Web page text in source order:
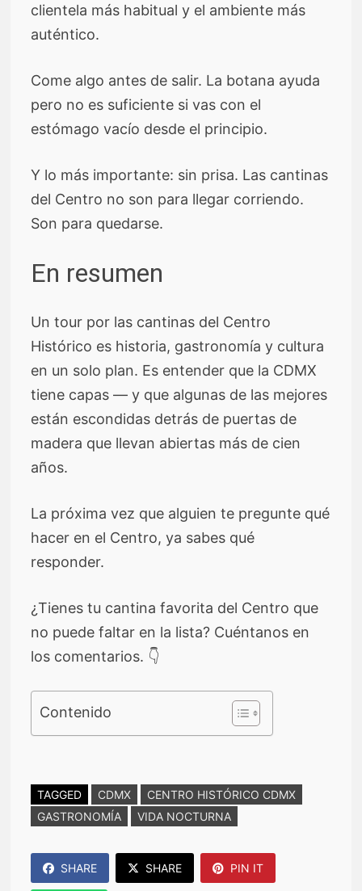
clientela más habitual y el ambiente más
auténtico.
Come algo antes de salir. La botana ayuda
pero no es suficiente si vas con el
estómago vacío desde el principio.
Y lo más importante: sin prisa. Las cantinas
del Centro no son para llegar corriendo.
Son para quedarse.
En resumen
Un tour por las cantinas del Centro
Histórico es historia, gastronomía y cultura
en un solo plan. Es entender que la CDMX
tiene capas — y que algunas de las mejores
están escondidas detrás de puertas de
madera que llevan abiertas más de cien
años.
La próxima vez que alguien te pregunte qué
hacer en el Centro, ya sabes qué
responder.
¿Tienes tu cantina favorita del Centro que
no puede faltar en la lista? Cuéntanos en
los comentarios. 👇
Contenido
TAGGED CDMX
CENTRO HISTÓRICO CDMX
GASTRONOMÍA
VIDA NOCTURNA
SHARE SHARE PIN IT